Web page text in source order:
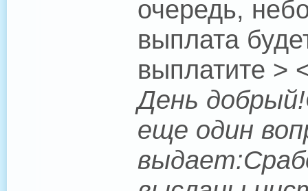
очередь,
выплата
выплатите >
День
еще один